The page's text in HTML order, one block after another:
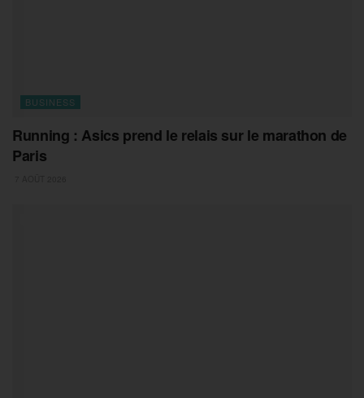
BUSINESS
Running : Asics prend le relais sur le marathon de
Paris